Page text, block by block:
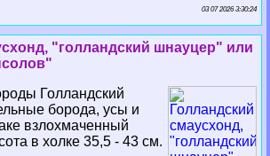
03 07 2026 3:30:24
"голландский шнауцер" или
Голландский
борода, усы и
взлохмаченный
в холке 35,5 - 43 см.